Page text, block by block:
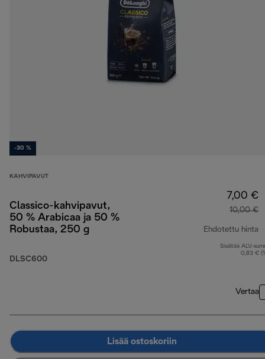
-30 %
KAHVIPAVUT
Classico-kahvipavut,
50 % Arabicaa ja 50 %
Robustaa, 250 g
DLSC600
7,00 €
10,00 €
Ehdotettu hinta
Sisältää ALV-
0,83 €
Vertaa
Lisää ostoskoriin